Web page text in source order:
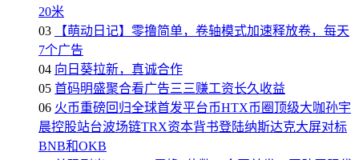
20米
03
【萌动日记】零撸简单，卷轴模式加速释放卷，每天
7个广告
04 向日葵拉新，真诚合作
05 首码明盛聚合看广告三三赚工资长久收益
06 火币重磅回归全球首发平台币HTX币圈顶级大咖孙宇
晨控股站台波场链TRX资本背书登陆纳斯达克大屏对标
BNB和OKB